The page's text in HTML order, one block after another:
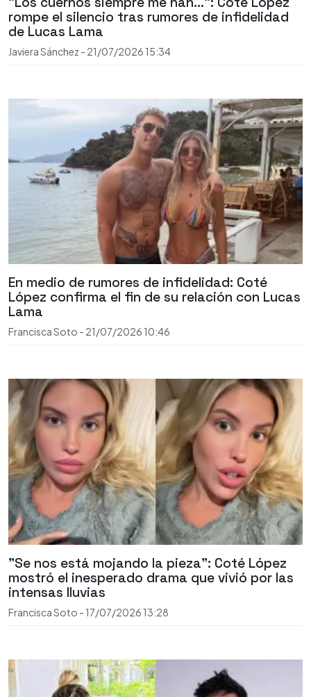
rompe el silencio tras rumores de infidelidad
de Lucas Lama
Javiera Sánchez - 21/07/2026 15:34
En medio de rumores de infidelidad: Coté
López confirma el fin de su relación con Lucas
Lama
Francisca Soto - 21/07/2026 10:46
"Se nos está mojando la pieza": Coté López
mostró el inesperado drama que vivió por las
intensas lluvias
Francisca Soto - 17/07/2026 13:28